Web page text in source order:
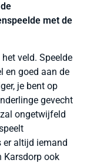
met de
veld. Speelde
en goed aan de
je bent op
gevecht
ongetwijfeld
er altijd iemand
Karsdorp ook